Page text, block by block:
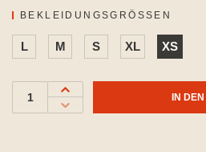
BEKLEIDUNGSGRÖSSEN
L M S XL XS
IN